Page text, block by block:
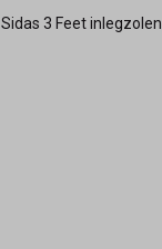
Sidas 3 Feet inlegzolen